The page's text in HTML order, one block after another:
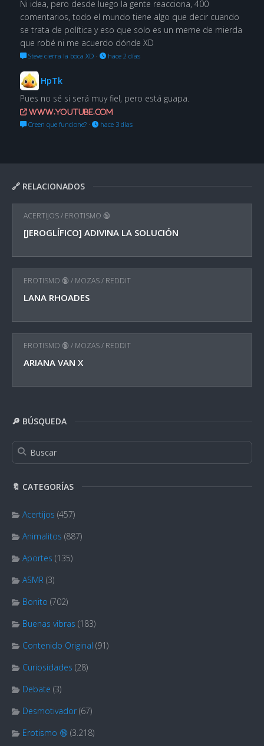
🔗 RELACIONADOS
ACERTIJOS/ EROTISMO 🔞
[JEROGLÍFICO] ADIVINA LA SOLUCIÓN
EROTISMO 🔞/ MOZAS/ REDDIT
LANA RHOADES
EROTISMO 🔞/ MOZAS/ REDDIT
ARIANA VAN X
🔎 BÚSQUEDA
🔖 CATEGORÍAS
Acertijos (457)
Animalitos (887)
Aportes (135)
ASMR (3)
Bonito (702)
Buenas vibras (183)
Contenido Original (91)
Curiosidades (28)
Debate (3)
Desmotivador (67)
Erotismo 🔞 (3.218)
Ni idea, pero desde luego la gente reacciona, 400
comentarios, todo el mundo tiene algo que decir cuando
se trata de política y eso que solo es un meme de mierda
que robé ni me acuerdo dónde XD
Steve cierra la boca XD · hace 2 días
HpTk
Pues no sé si será muy fiel, pero está guapa.
www.youtube.com
Creen que funcione?· hace 3 días